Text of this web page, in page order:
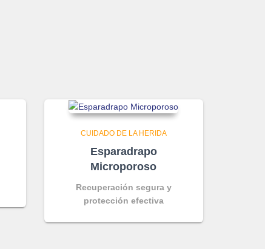
CUIDADO DE LA HERIDA
Esparadrapo
Microporoso
Recuperación segura y
protección efectiva